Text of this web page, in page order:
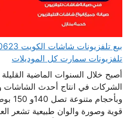
تلفزيونات سمارت كل الموديلات
أصبح خلال السنوات الماضية
الشركات في انتاج أحدث الشاشات
قوية وصورة والوان طبيعية تشعر